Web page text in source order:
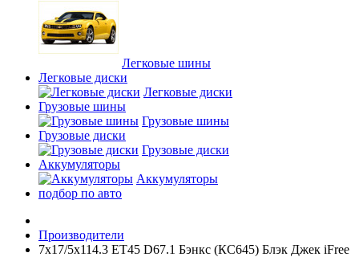
Легковые шины
Легковые диски
Легковые диски
Грузовые шины
Грузовые шины
Грузовые диски
Грузовые диски
Аккумуляторы
Аккумуляторы
подбор по авто
Производители
7x17/5x114.3 ET45 D67.1 Бэнкс (КС645) Блэк Джек iFree